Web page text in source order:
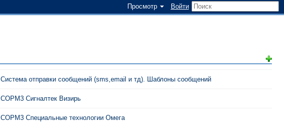
Просмотр Войти
Система отправки сообщений (sms,email и тд). Шаблоны сообщений
СОРМ3 Сигналтек Визирь
СОРМ3 Специальные технологии Омега